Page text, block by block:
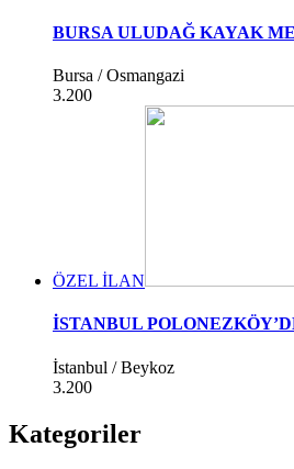
BURSA ULUDAĞ KAYAK
Bursa / Osmangazi
3.200
ÖZEL İLAN
İSTANBUL
İstanbul / Beykoz
3.200
Kategoriler